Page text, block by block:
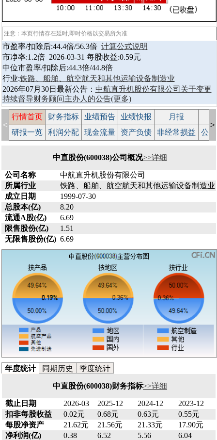
注意：本页行情存在延时,即时价格以交易所为准
市盈率/扣除后:44.4倍/56.3倍 计算公式说明
市净率:1.2倍 2026-03-31 每股收益:0.59元
中位市盈率/扣除后:44.3倍/44.8倍
行业:铁路、船舶、航空航天和其他运输设备制造业
2026年07月30日最新公告： 中航直升机股份有限公司关于变更
持续督导财务顾问主办人的公告(更多)
<
行情首页 财务指标 业绩预告 业绩快报 月报
研报一览
利润分配 现金流量 资产负债 非经常损益 公
>
中直股份(600038)公司概况>>详细
公司名称
中航直升机股份有限公司
所属行业
铁路、船舶、航空航天和其他运输设备制造业
成立日期
1999-07-30
总股本(亿)
8.20
流通A股(亿)
6.69
限售股份(亿)
1.51
无限售股份(亿) 6.69
年度统计 同期历史 季度统计
中直股份(600038)财务指标>>详细
截止日期 2026-03 2025-12 2024-12
2023-12
扣非每股收益
0.02元 0.68元 0.63元
0.55元
每股净资产
21.62元 21.56元 21.33元
17.90元
净利润(亿)
0.38 6.52 5.56
6.04